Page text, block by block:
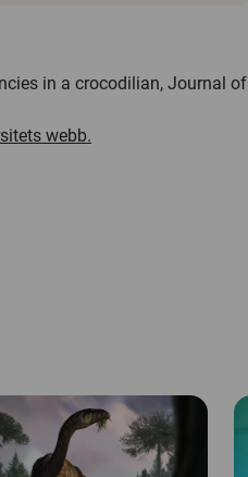
in a crocodilian, Journal of
webb.